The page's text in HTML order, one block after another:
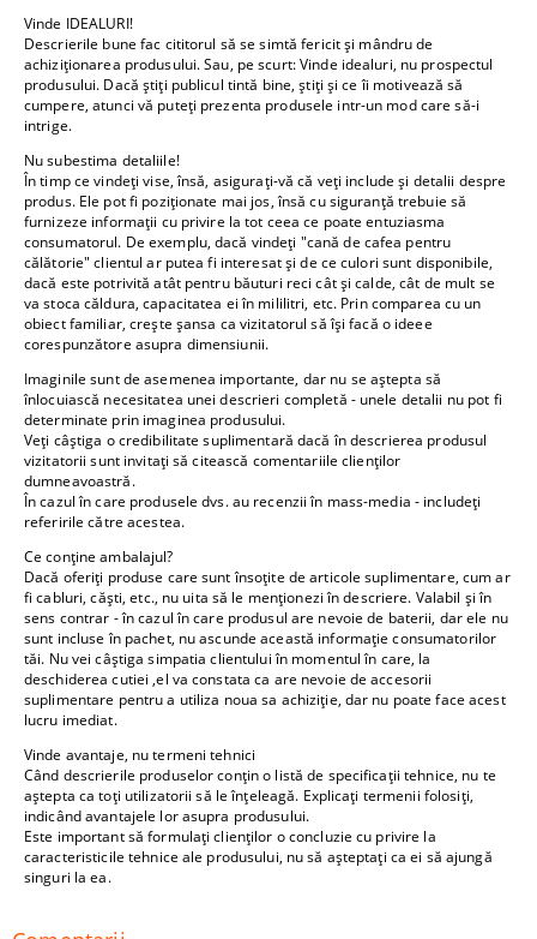
Vinde IDEALURI!
Descrierile bune fac cititorul să se simtă fericit și mândru de
achiziționarea produsului. Sau, pe scurt: Vinde idealuri, nu prospectul
produsului. Dacă știți publicul tintă bine, știți și ce îi motivează să
cumpere, atunci vă puteți prezenta produsele intr-un mod care să-i
intrige.
Nu subestima detaliile!
În timp ce vindeți vise, însă, asigurați-vă că veți include și detalii despre
produs. Ele pot fi poziționate mai jos, însă cu siguranță trebuie să
furnizeze informații cu privire la tot ceea ce poate entuziasma
consumatorul. De exemplu, dacă vindeți "cană de cafea pentru
călătorie" clientul ar putea fi interesat și de ce culori sunt disponibile,
dacă este potrivită atât pentru băuturi reci cât și calde, cât de mult se
va stoca căldura, capacitatea ei în mililitri, etc. Prin comparea cu un
obiect familiar, crește șansa ca vizitatorul să își facă o ideee
corespunzătore asupra dimensiunii.
Imaginile sunt de asemenea importante, dar nu se aștepta să
înlocuiască necesitatea unei descrieri completă - unele detalii nu pot fi
determinate prin imaginea produsului.
Veți câștiga o credibilitate suplimentară dacă în descrierea produsul
vizitatorii sunt invitați să citească comentariile clienților
dumneavoastră.
În cazul în care produsele dvs. au recenzii în mass-media - includeți
referirile către acestea.
Ce conține ambalajul?
Dacă oferiți produse care sunt însoțite de articole suplimentare, cum ar
fi cabluri, căști, etc., nu uita să le menționezi în descriere. Valabil și în
sens contrar - în cazul în care produsul are nevoie de baterii, dar ele nu
sunt incluse în pachet, nu ascunde această informație consumatorilor
tăi. Nu vei câștiga simpatia clientului în momentul în care, la
deschiderea cutiei ,el va constata ca are nevoie de accesorii
suplimentare pentru a utiliza noua sa achiziție, dar nu poate face acest
lucru imediat.
Vinde avantaje, nu termeni tehnici
Când descrierile produselor conțin o listă de specificații tehnice, nu te
aștepta ca toți utilizatorii să le înțeleagă. Explicați termenii folosiți,
indicând avantajele lor asupra produsului.
Este important să formulați clienților o concluzie cu privire la
caracteristicile tehnice ale produsului, nu să așteptați ca ei să ajungă
singuri la ea.